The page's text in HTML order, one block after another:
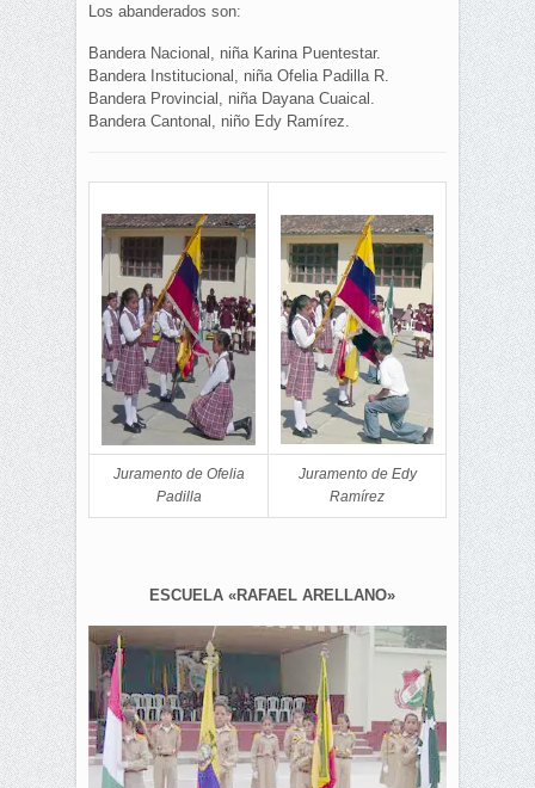
Los abanderados son:
Bandera Nacional, niña Karina Puentestar.
Bandera Institucional, niña Ofelia Padilla R.
Bandera Provincial, niña Dayana Cuaical.
Bandera Cantonal, niño Edy Ramírez.
Juramento de Ofelia
Padilla
Juramento de Edy
Ramírez
ESCUELA «RAFAEL ARELLANO»